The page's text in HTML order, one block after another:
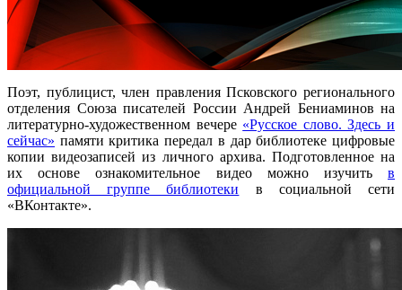
Поэт, публицист, член правления Псковского регионального
отделения Союза писателей России Андрей Бениаминов на
литературно-художественном вечере «Русское слово. Здесь и
сейчас» памяти критика передал в дар библиотеке цифровые
копии видеозаписей из личного архива. Подготовленное на
их основе ознакомительное видео можно изучить в
официальной группе библиотеки в социальной сети
«ВКонтакте».